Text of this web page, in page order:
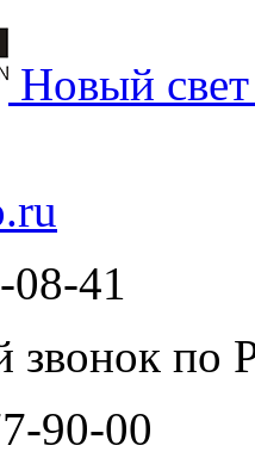
Новый
08-41
звонок по
90-00